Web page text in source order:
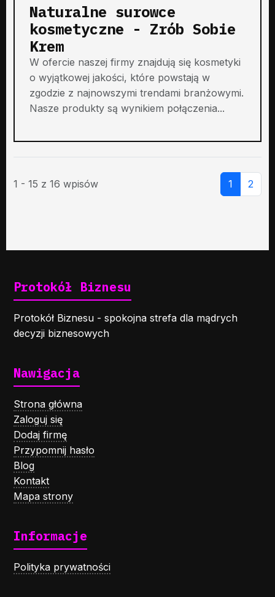
Naturalne surowce
kosmetyczne - Zrób Sobie
Krem
W ofercie naszej firmy znajdują się kosmetyki
o wyjątkowej jakości, które powstają w
zgodzie z najnowszymi trendami branżowymi.
Nasze produkty są wynikiem połączenia...
1 - 15 z 16 wpisów 1 2
Protokół Biznesu
Protokół Biznesu - spokojna strefa dla mądrych
decyzji biznesowych
Nawigacja
Strona główna
Zaloguj się
Dodaj firmę
Przypomnij hasło
Blog
Kontakt
Mapa strony
Informacje
Polityka prywatności